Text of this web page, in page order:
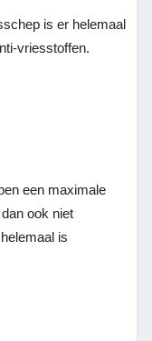
is er helemaal
vriesstoffen.
een maximale
ook niet
is